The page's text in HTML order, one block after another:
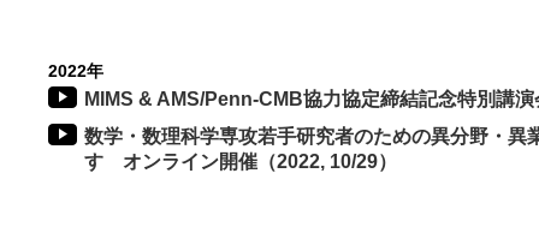
2022年
MIMS & AMS/Penn-CMB協力協定締結記念特別講
数学・数理科学専攻若手研究者のための異分野・異
す オンライン開催（2022, 10/29）